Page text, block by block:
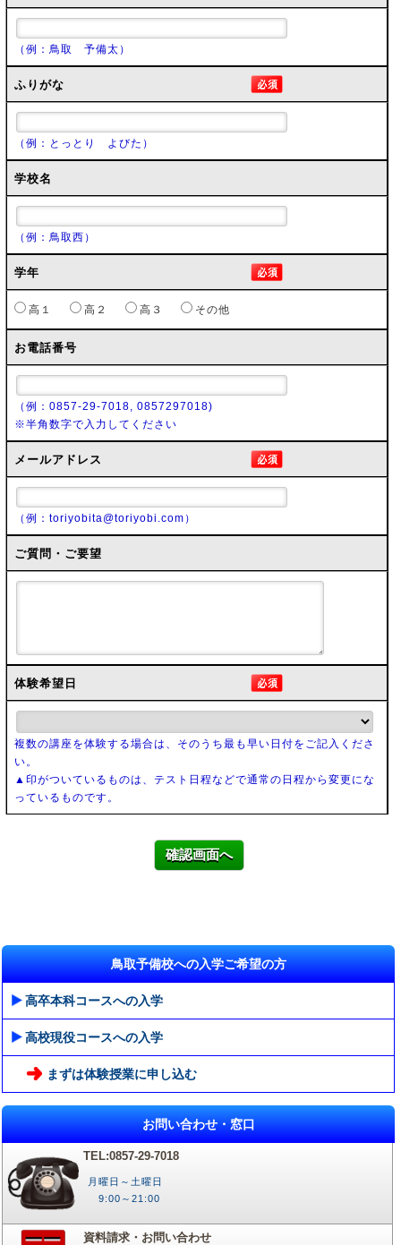
（例：鳥取 予備太）
ふりがな
（例：とっとり よびた）
学校名
（例：鳥取西）
学年
高１ 高２ 高３ その他
お電話番号
（例：0857-29-7018, 0857297018)
※半角数字で入力してください
メールアドレス
（例：toriyobita@toriyobi.com）
ご質問・ご要望
体験希望日
複数の講座を体験する場合は、そのうち最も早い日付をご記入くださ
い。
▲印がついているものは、テスト日程などで通常の日程から変更にな
っているものです。
確認画面へ
鳥取予備校への入学ご希望の方
高卒本科コースへの入学
高校現役コースへの入学
まずは体験授業に申し込む
お問い合わせ・窓口
TEL:0857-29-7018
月曜日～土曜日
9:00～21:00
資料請求・お問い合わせ